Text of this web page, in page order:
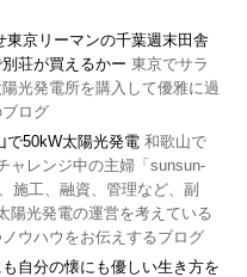
京リーマンの千葉週末田舎
荘が買えるかー 東京でサラ
光発電所を購入して優雅に過
ログ
で50kW太陽光発電 和歌山で
ャレンジ中の主婦「sunsun-
施工、融資、管理など、副
陽光発電の運営を考えている
ウハウをお伝えするブログ
自分の懐にも優しい生き方を